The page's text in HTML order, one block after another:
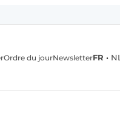
Ordre du jourNewsletterFR • NL